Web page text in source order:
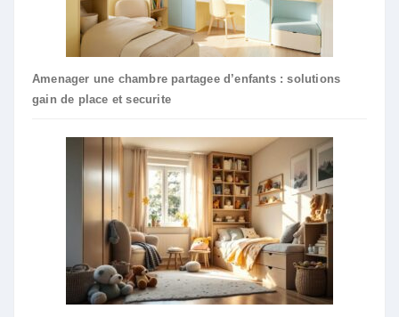
Amenager une chambre partagee d’enfants : solutions
gain de place et securite